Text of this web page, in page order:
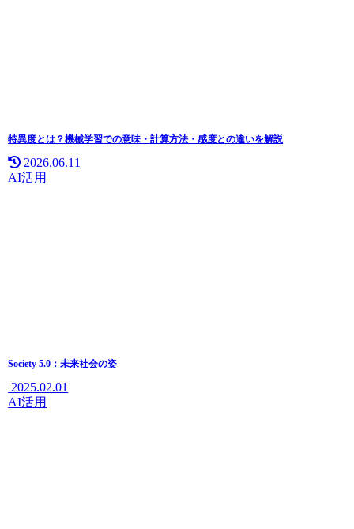
特異度とは？機械学習での意味・計算方法・感度との違いを解説
2026.06.11
AI活用
Society 5.0：未来社会の姿
2025.02.01
AI活用